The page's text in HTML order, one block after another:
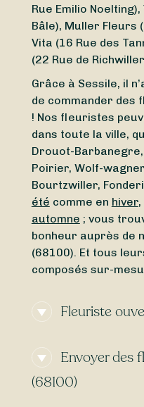
Rue Emilio
Bâle), Muller Fleurs
Vita (16 Rue des
(22 Rue de
Grâce à Sessile, il
de commander des
! Nos fleuristes
dans toute la ville,
Drouot-
Poirier, Wolf-
Bourtzwiller,
été comme en hiver,
automne ; vous
bonheur auprès de
(68100). Et tous
composés sur-
Fleuriste
proximité de
recherche d’un
Mulhouse (68100) ?
Envoyer des
(68100)